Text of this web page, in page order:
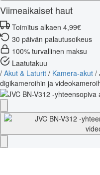
Viimeaikaiset haut
Toimitus alkaen 4,99€
30 päivän palautusoikeus
100% turvallinen maksu
Laatutakuu
/ Akut & Laturit / Kamera-akut /
digikameroihin ja